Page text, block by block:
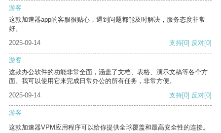
游客
这款加速器app的客服很贴心，遇到问题都能及时解决，服务态度非常
好。
2025-09-14
支持[0] 反对[0]
游客
这款办公软件的功能非常全面，涵盖了文档、表格、演示文稿等各个方
面。我可以使用它来完成日常办公的所有任务，非常方便。
2025-09-14
支持[0] 反对[0]
游客
这款加速器VPM应用程序可以给你提供全球覆盖和最高安全性的连接。